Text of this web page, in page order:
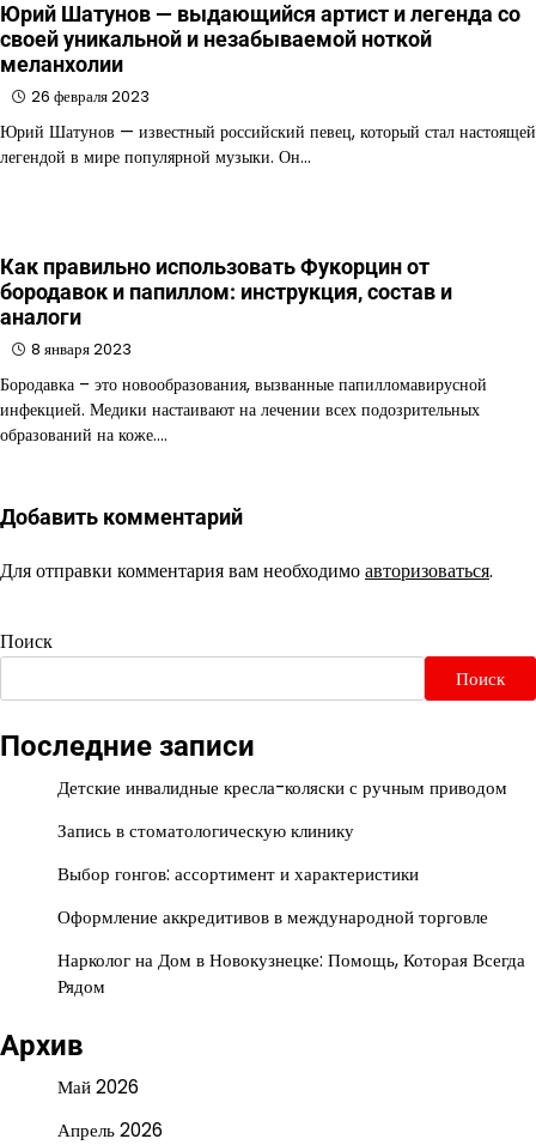
Юрий Шатунов — выдающийся артист и легенда со
своей уникальной и незабываемой ноткой
меланхолии
26 февраля 2023
Юрий Шатунов — известный российский певец, который стал настоящей
легендой в мире популярной музыки. Он…
Как правильно использовать Фукорцин от
бородавок и папиллом: инструкция, состав и
аналоги
8 января 2023
Бородавка – это новообразования, вызванные папилломавирусной
инфекцией. Медики настаивают на лечении всех подозрительных
образований на коже.…
Добавить комментарий
Для отправки комментария вам необходимоавторизоваться.
Поиск
Поиск
Последние записи
Детские инвалидные кресла-коляски с ручным приводом
Запись в стоматологическую клинику
Выбор гонгов: ассортимент и характеристики
Оформление аккредитивов в международной торговле
Нарколог на Дом в Новокузнецке: Помощь, Которая Всегда
Рядом
Архив
Май 2026
Апрель 2026